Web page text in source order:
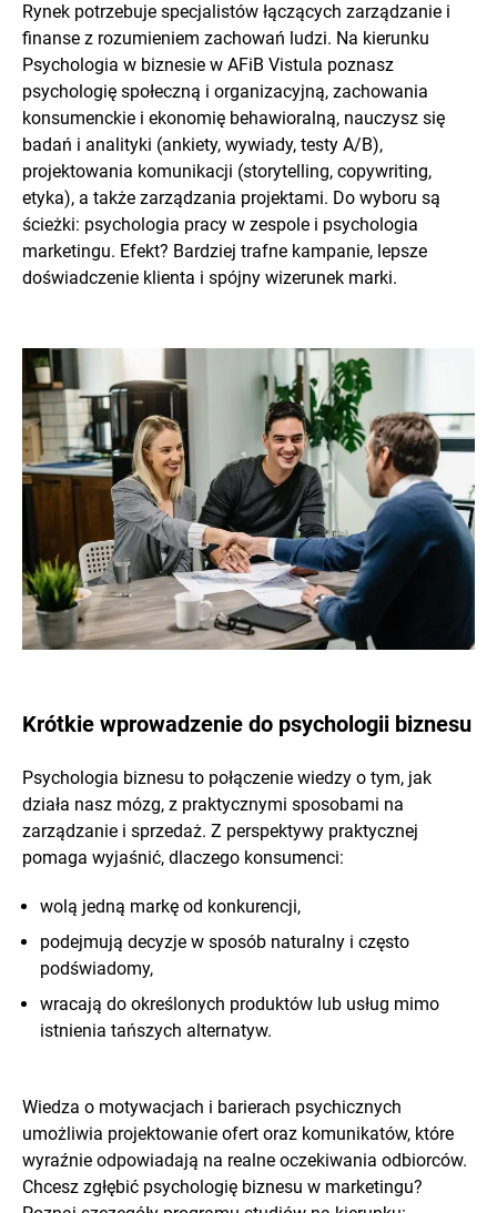
Rynek potrzebuje specjalistów łączących zarządzanie i
finanse z rozumieniem zachowań ludzi. Na kierunku
Psychologia w biznesie w AFiB Vistula poznasz
psychologię społeczną i organizacyjną, zachowania
konsumenckie i ekonomię behawioralną, nauczysz się
badań i analityki (ankiety, wywiady, testy A/B),
projektowania komunikacji (storytelling, copywriting,
etyka), a także zarządzania projektami. Do wyboru są
ścieżki: psychologia pracy w zespole i psychologia
marketingu. Efekt? Bardziej trafne kampanie, lepsze
doświadczenie klienta i spójny wizerunek marki.
Krótkie wprowadzenie do psychologii biznesu
Psychologia biznesu to połączenie wiedzy o tym, jak
działa nasz mózg, z praktycznymi sposobami na
zarządzanie i sprzedaż. Z perspektywy praktycznej
pomaga wyjaśnić, dlaczego konsumenci:
wolą jedną markę od konkurencji,
podejmują decyzje w sposób naturalny i często
podświadomy,
wracają do określonych produktów lub usług mimo
istnienia tańszych alternatyw.
Wiedza o motywacjach i barierach psychicznych
umożliwia projektowanie ofert oraz komunikatów, które
wyraźnie odpowiadają na realne oczekiwania odbiorców.
Chcesz zgłębić psychologię biznesu w marketingu?